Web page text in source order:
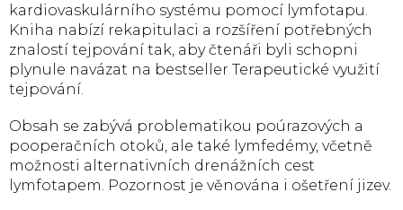
kardiovaskulárního systému pomocí lymfotapu.
Kniha nabízí rekapitulaci a rozšíření potřebných
znalostí tejpování tak, aby čtenáři byli schopni
plynule navázat na bestseller Terapeutické využití
tejpování.
Obsah se zabývá problematikou poúrazových a
pooperačních otoků, ale také lymfedémy, včetně
možnosti alternativních drenážních cest
lymfotapem. Pozornost je věnována i ošetření jizev.